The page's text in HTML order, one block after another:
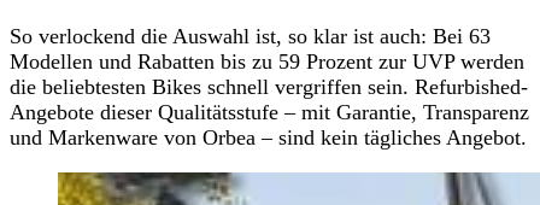
So verlockend die Auswahl ist, so klar ist auch: Bei 63
Modellen und Rabatten bis zu 59 Prozent zur UVP werden
die beliebtesten Bikes schnell vergriffen sein. Refurbished-
Angebote dieser Qualitätsstufe – mit Garantie, Transparenz
und Markenware von Orbea – sind kein tägliches Angebot.